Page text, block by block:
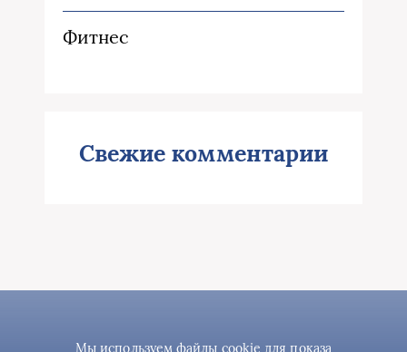
Фитнес
Свежие комментарии
Мы используем файлы cookie для показа